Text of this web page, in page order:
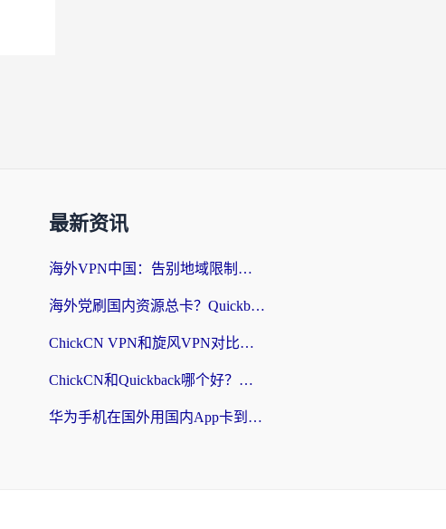
最新资讯
海外VPN中国：告别地域限制，留学生与华人如何轻松刷国内剧、玩国服？
海外党刷国内资源总卡？Quickback和采集蜂好用吗？这篇指南帮你避坑
ChickCN VPN和旋风VPN对比哪个回国效果更好？海外党亲测实用指南
ChickCN和Quickback哪个好？海外党亲测回国加速器，轻松解锁国内资源（附避坑指南）
华为手机在国外用国内App卡到崩溃？这篇加速器指南帮你无缝刷剧打游戏